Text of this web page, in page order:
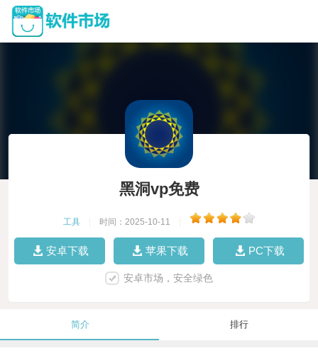
黑洞vp免费
工具 时间：2025-10-11
安卓下载 苹果下载 PC下载
安卓市场，安全绿色
简介 排行